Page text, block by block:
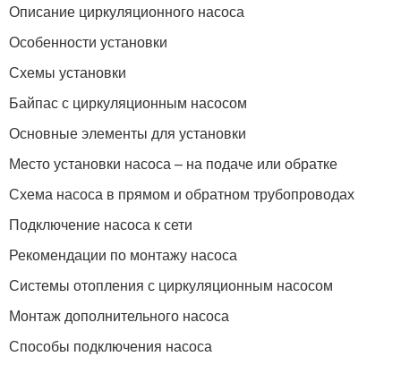
Описание циркуляционного насоса
Особенности установки
Схемы установки
Байпас с циркуляционным насосом
Основные элементы для установки
Место установки насоса – на подаче или обратке
Схема насоса в прямом и обратном трубопроводах
Подключение насоса к сети
Рекомендации по монтажу насоса
Системы отопления с циркуляционным насосом
Монтаж дополнительного насоса
Способы подключения насоса